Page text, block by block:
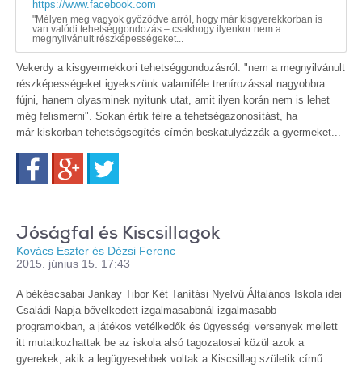
https://www.facebook.com
"Mélyen meg vagyok győződve arról, hogy már kisgyerekkorban is
van valódi tehetséggondozás – csakhogy ilyenkor nem a
megnyilvánult részképességeket...
Vekerdy a kisgyermekkori tehetséggondozásról: "nem a megnyilvánult
részképességeket igyekszünk valamiféle trenírozással nagyobbra
fújni, hanem olyasminek nyitunk utat, amit ilyen korán nem is lehet
még felismerni". Sokan értik félre a tehetségazonosítást, ha
már kiskorban tehetségsegítés címén beskatulyázzák a gyermeket...
FacebookGoogle+
Jóságfal és Kiscsillagok
Kovács Eszter és Dézsi Ferenc
2015. június 15. 17:43
A békéscsabai Jankay Tibor Két Tanítási Nyelvű Általános Iskola idei
Családi Napja bővelkedett izgalmasabbnál izgalmasabb
programokban, a játékos vetélkedők és ügyességi versenyek mellett
itt mutatkozhattak be az iskola alsó tagozatosai közül azok a
gyerekek, akik a legügyesebbek voltak a Kiscsillag születik című